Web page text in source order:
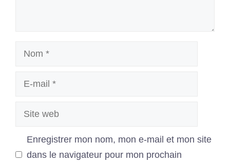
Nom
Site
Enregistrer mon nom, mon e-mail et mon site
dans le navigateur pour mon prochain